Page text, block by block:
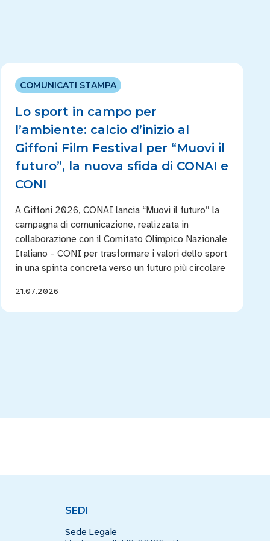
COMUNICATI STAMPA
Lo sport in campo per
l’ambiente: calcio d’inizio al
Giffoni Film Festival per “Muovi il
futuro”, la nuova sfida di CONAI e
CONI
A Giffoni 2026, CONAI lancia “Muovi il futuro” la
campagna di comunicazione, realizzata in
collaborazione con il Comitato Olimpico Nazionale
Italiano – CONI per trasformare i valori dello sport
in una spinta concreta verso un futuro più circolare
21.07.2026
SEDI
Sede Legale